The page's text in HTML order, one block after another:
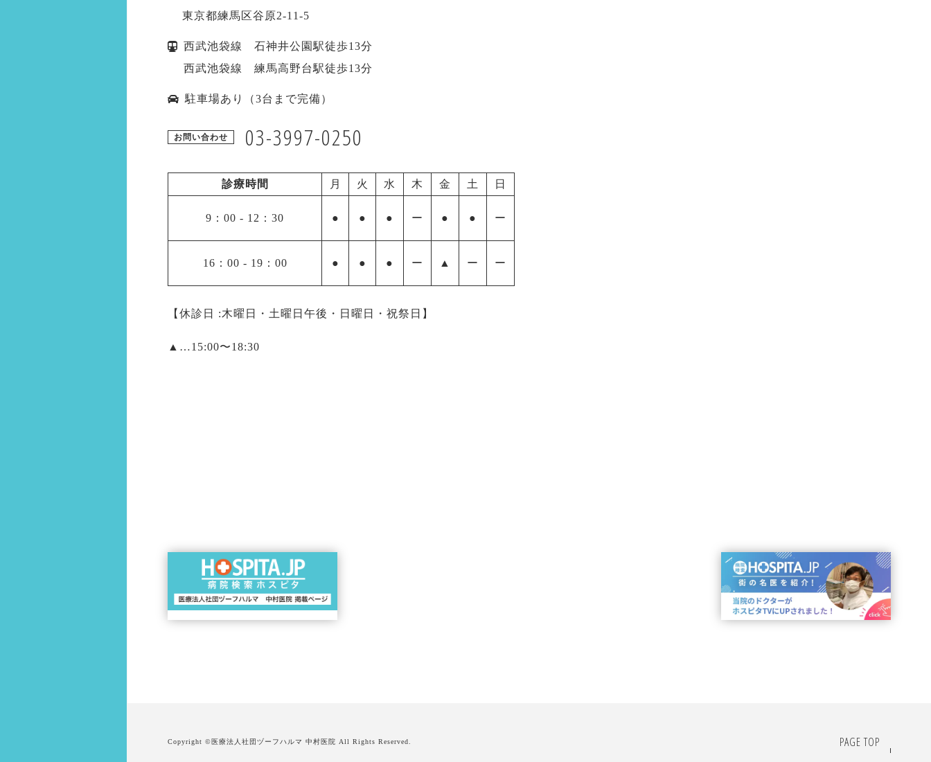
東京都練馬区谷原2-11-5
西武池袋線 石神井公園駅徒歩13分
西武池袋線 練馬高野台駅徒歩13分
駐車場あり（3台まで完備）
お問い合わせ 03-3997-0250
診療時間 月 火 水 木 金 土 日
9：00 - 12：30 ● ● ● ー ● ● ー
16：00 - 19：00 ● ● ● ー ▲ ー ー
【休診日 :木曜日・土曜日午後・日曜日・祝祭日】
▲ …15:00〜18:30
PAGE TOP
Copyright ©医療法人社団ヅーフハルマ 中村医院 All Rights Reserved.